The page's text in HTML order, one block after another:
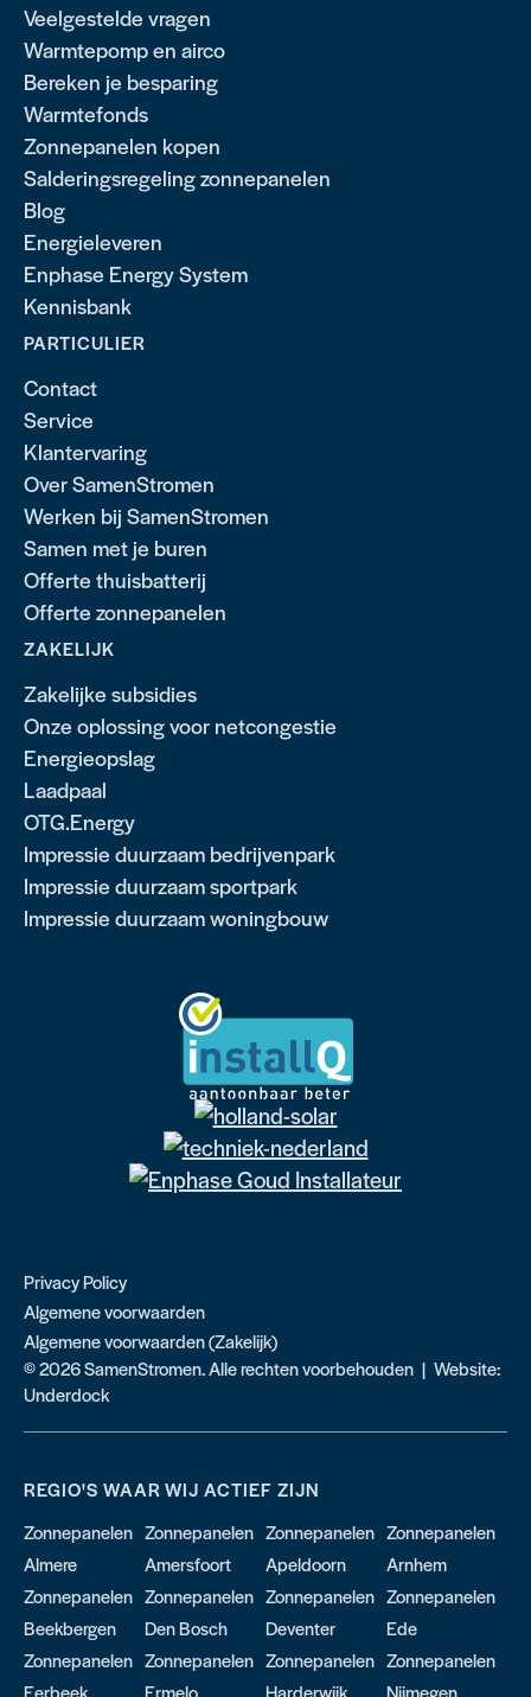
Veelgestelde vragen
Warmtepomp en airco
Bereken je besparing
Warmtefonds
Zonnepanelen kopen
Salderingsregeling zonnepanelen
Blog
Energieleveren
Enphase Energy System
Kennisbank
PARTICULIER
Contact
Service
Klantervaring
Over SamenStromen
Werken bij SamenStromen
Samen met je buren
Offerte thuisbatterij
Offerte zonnepanelen
ZAKELIJK
Zakelijke subsidies
Onze oplossing voor netcongestie
Energieopslag
Laadpaal
OTG.Energy
Impressie duurzaam bedrijvenpark
Impressie duurzaam sportpark
Impressie duurzaam woningbouw
Privacy Policy
Algemene voorwaarden
Algemene voorwaarden (Zakelijk)
© 2026 SamenStromen. Alle rechten voorbehouden | Website:
Underdock
REGIO'S WAAR WIJ ACTIEF ZIJN
Zonnepanelen
Almere
Zonnepanelen
Amersfoort
Zonnepanelen
Apeldoorn
Zonnepanelen
Arnhem
Zonnepanelen
Beekbergen
Zonnepanelen
Den Bosch
Zonnepanelen
Deventer
Zonnepanelen
Ede
Zonnepanelen
Eerbeek
Zonnepanelen
Ermelo
Zonnepanelen
Harderwijk
Zonnepanelen
Nijmegen